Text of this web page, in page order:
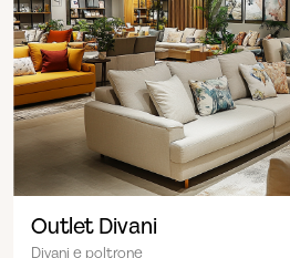
Outlet Divani
Divani e poltrone